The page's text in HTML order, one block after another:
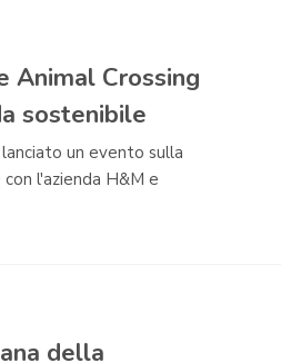
Animal Crossing
sostenibile
un evento sulla
l'azienda H&M e
della